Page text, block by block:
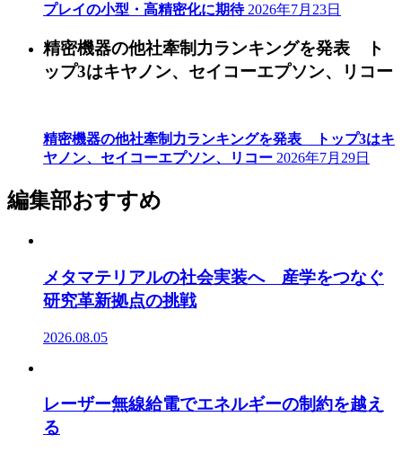
プレイの小型・高精密化に期待 2026年7月23日
精密機器の他社牽制力ランキングを発表 ト
ップ3はキヤノン、セイコーエプソン、リコー
精密機器の他社牽制力ランキングを発表 トップ3はキ
ヤノン、セイコーエプソン、リコー 2026年7月29日
編集部おすすめ
メタマテリアルの社会実装へ 産学をつなぐ
研究革新拠点の挑戦
2026.08.05
レーザー無線給電でエネルギーの制約を越え
る